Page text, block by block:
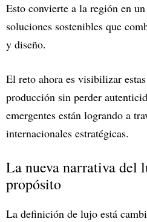
Esto convierte a la región en
soluciones sostenibles que
y diseño.
El reto ahora es visibilizar
producción sin perder
emergentes están logrando a
internacionales estratégicas.
La nueva narrativa del
propósito
La definición de lujo está